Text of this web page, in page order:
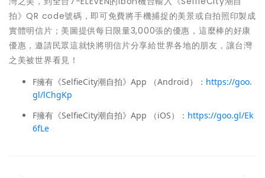
拍》QR code號碼，即可免費將手機捕捉的美景或自拍照印製成
實體明信片；美圖提供每日限量3,000張的優惠，這麼棒的好康
優惠，邀請民眾這就快將明信片分享給世界各地的朋友，讓台灣
之美被世界看見！
F擁有《SelfieCity潮自拍》App （Android）： https://goo.
gl/lChgKp
F擁有《SelfieCity潮自拍》App （iOS）： https://goo.gl/Ek
6fLe